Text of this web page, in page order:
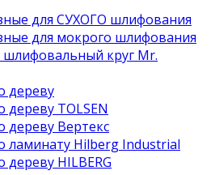
для СУХОГО шлифования
для мокрого шлифования
круг Mr.
дереву
TOLSEN
дереву Вертекс
ламинату Hilberg Industrial
HILBERG